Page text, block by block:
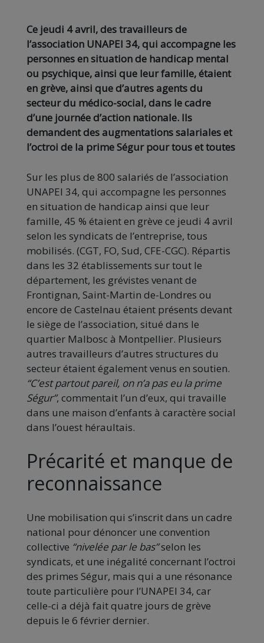
Ce jeudi 4 avril, des travailleurs de
l’association UNAPEI 34, qui accompagne les
personnes en situation de handicap mental
ou psychique, ainsi que leur famille, étaient
en grève, ainsi que d’autres agents du
secteur du médico-social, dans le cadre
d’une journée d’action nationale. Ils
demandent des augmentations salariales et
l’octroi de la prime Ségur pour tous et toutes
Sur les plus de 800 salariés de l’association
UNAPEI 34, qui accompagne les personnes
en situation de handicap ainsi que leur
famille, 45 % étaient en grève ce jeudi 4 avril
selon les syndicats de l’entreprise, tous
mobilisés. (CGT, FO, Sud, CFE-CGC). Répartis
dans les 32 établissements sur tout le
département, les grévistes venant de
Frontignan, Saint-Martin de-Londres ou
encore de Castelnau étaient présents devant
le siège de l’association, situé dans le
quartier Malbosc à Montpellier. Plusieurs
autres travailleurs d’autres structures du
secteur étaient également venus en soutien.
“C’est partout pareil, on n’a pas eu la prime
Ségur”, commentait l’un d’eux, qui travaille
dans une maison d’enfants à caractère social
dans l’ouest héraultais.
Précarité et manque de
reconnaissance
Une mobilisation qui s’inscrit dans un cadre
national pour dénoncer une convention
collective “nivelée par le bas”selon les
syndicats, et une inégalité concernant l’octroi
des primes Ségur, mais qui a une résonance
toute particulière pour l’UNAPEI 34, car
celle-ci a déjà fait quatre jours de grève
depuis le 6 février dernier.